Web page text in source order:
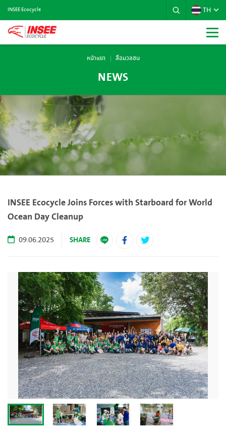
INSEE Ecocycle TH
หน้าแรก สื่อมวลชน
NEWS
INSEE Ecocycle Joins Forces with Starboard for World
Ocean Day Cleanup
09.06.2025 SHARE